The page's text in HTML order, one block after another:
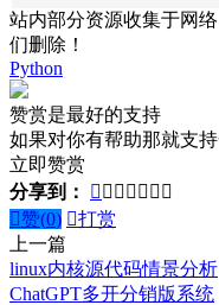
站内部分资源收集于网
们删除！
Python
赞赏是最好的支持
如果对你有帮助那就支
立即赞赏
分享到：
      
赞(0) 打赏
上一篇
linux内核源代码情景分析
ChatGPT多开分销版系统